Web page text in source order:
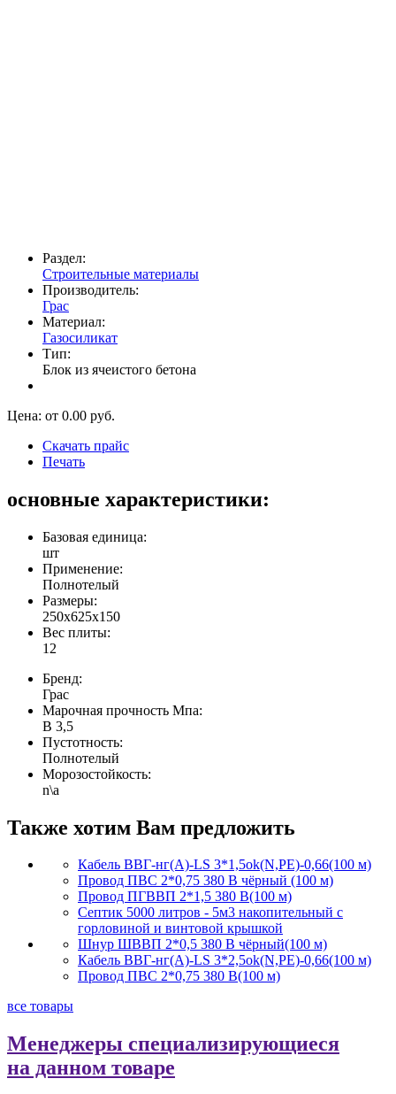
Раздел:
Строительные материалы
Производитель:
Грас
Материал:
Газосиликат
Тип:
Блок из ячеистого бетона
Цена: от 0.00 руб.
Скачать прайс
Печать
основные характеристики:
Базовая единица:
шт
Применение:
Полнотелый
Размеры:
250х625х150
Вес плиты:
12
Бренд:
Грас
Марочная прочность Мпа:
В 3,5
Пустотность:
Полнотелый
Морозостойкость:
n\a
Также хотим Вам предложить
Кабель ВВГ-нг(А)-LS 3*1,5ok(N,PE)-0,66(100 м)
Провод ПВС 2*0,75 380 В чёрный (100 м)
Провод ПГВВП 2*1,5 380 В(100 м)
Септик 5000 литров - 5м3 накопительный с
горловиной и винтовой крышкой
Шнур ШВВП 2*0,5 380 В чёрный(100 м)
Кабель ВВГ-нг(А)-LS 3*2,5ok(N,PE)-0,66(100 м)
Провод ПВС 2*0,75 380 В(100 м)
все товары
Менеджеры специализирующиеся
на данном товаре